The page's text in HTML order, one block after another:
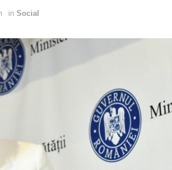
in Social